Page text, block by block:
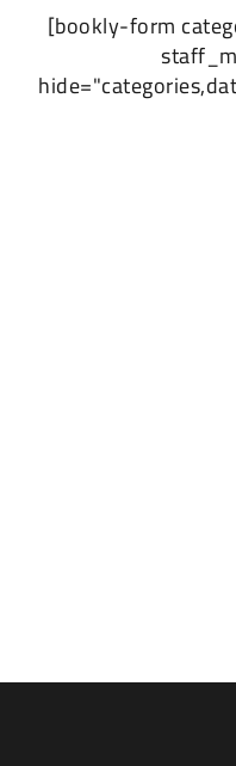
[bookly-form